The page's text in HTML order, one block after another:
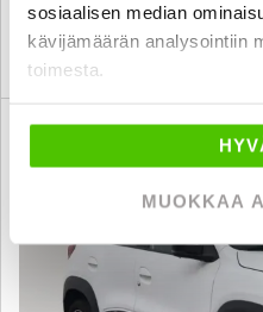
sosiaalisen median
kävijämäärän analysointiin
toimesta.
MUOKKAA
KATSO TIEDOT
6 kk korotonta ja